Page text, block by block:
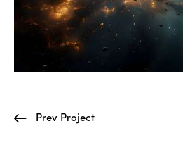
Prev Project